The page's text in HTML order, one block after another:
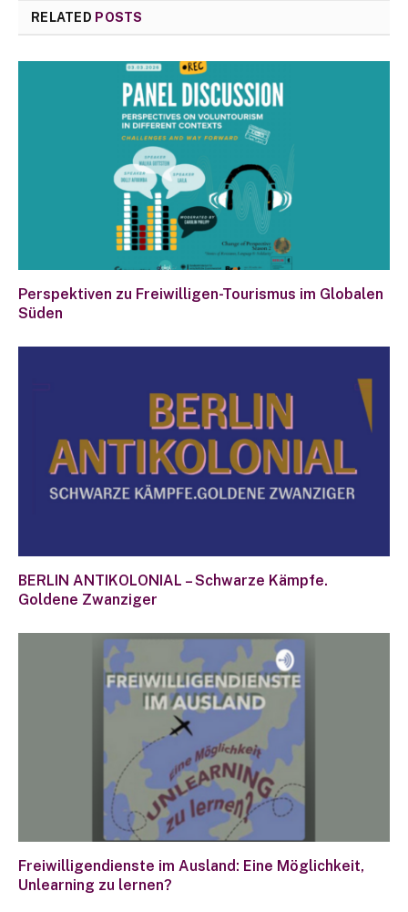
RELATED POSTS
Perspektiven zu Freiwilligen-Tourismus im Globalen
Süden
BERLIN ANTIKOLONIAL – Schwarze Kämpfe.
Goldene Zwanziger
Freiwilligendienste im Ausland: Eine Möglichkeit,
Unlearning zu lernen?